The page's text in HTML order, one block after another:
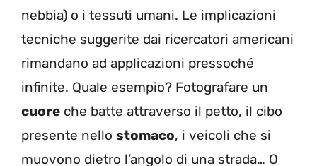
nebbia) o i tessuti umani. Le implicazioni
tecniche suggerite dai ricercatori americani
rimandano ad applicazioni pressoché
infinite. Quale esempio? Fotografare un
cuore che batte attraverso il petto, il cibo
presente nello stomaco, i veicoli che si
muovono dietro l’angolo di una strada… O